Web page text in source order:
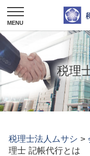
税理
税理士法人ムサシ >
理士 記帳代行とは